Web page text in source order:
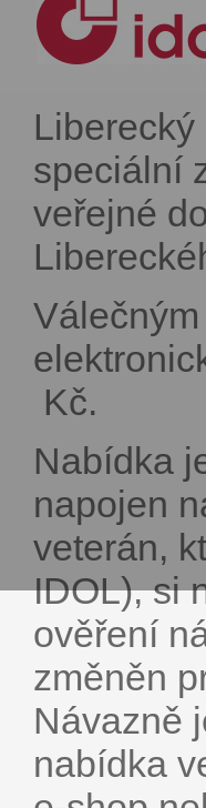
speciální
veřejné
Kč.
Nabídka
napojen
veterán,
IDOL), si
ověření
změněn
Návazně
nabídka